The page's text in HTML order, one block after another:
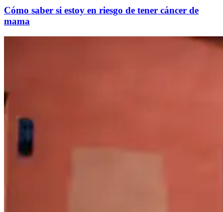
Cómo saber si estoy en riesgo de tener cáncer de
mama